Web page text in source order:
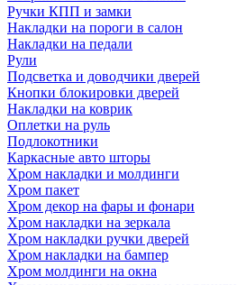
Ручки КПП и замки
Накладки на пороги в салон
Накладки на педали
Рули
Подсветка и доводчики дверей
Кнопки блокировки дверей
Накладки на коврик
Оплетки на руль
Подлокотники
Каркасные авто шторы
Хром накладки и молдинги
Хром пакет
Хром декор на фары и фонари
Хром накладки на зеркала
Хром накладки ручки дверей
Хром накладки на бампер
Хром молдинги на окна